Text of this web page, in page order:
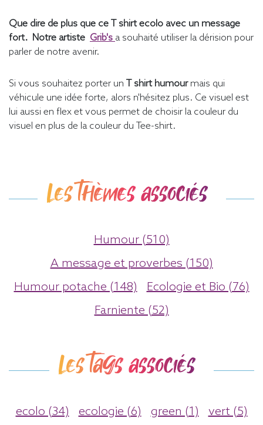
Que dire de plus que ce T shirt ecolo avec un message
fort. Notre artiste Grib's a souhaité utiliser la dérision pour
parler de notre avenir.
Si vous souhaitez porter un T shirt humour mais qui
véhicule une idée forte, alors n'hésitez plus. Ce visuel est
lui aussi en flex et vous permet de choisir la couleur du
visuel en plus de la couleur du Tee-shirt.
Les thèmes associés
Humour (510)
A message et proverbes (150)
Humour potache (148)
Ecologie et Bio (76)
Farniente (52)
Les tags associés
ecolo (34) ecologie (6) green (1)
vert (5)